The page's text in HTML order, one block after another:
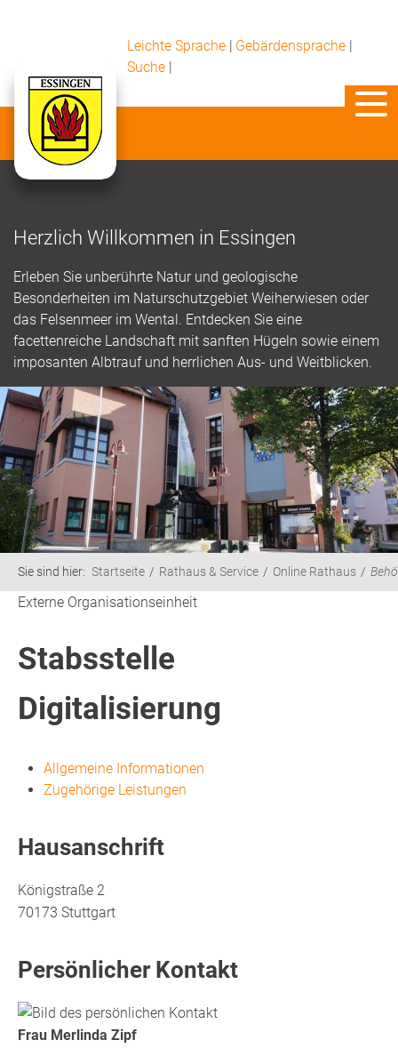
Leichte Sprache | Gebärdensprache |
Suche |
Herzlich Willkommen in Essingen
Erleben Sie unberührte Natur und geologische
Besonderheiten im Naturschutzgebiet Weiherwiesen oder
das Felsenmeer im Wental. Entdecken Sie eine
facettenreiche Landschaft mit sanften Hügeln sowie einem
imposanten Albtrauf und herrlichen Aus- und Weitblicken.
Sie sind hier: Startseite Rathaus & Service Online Rathaus
Externe Organisationseinheit
Stabsstelle
Digitalisierung
Allgemeine Informationen
Zugehörige Leistungen
Hausanschrift
Königstraße 2
70173 Stuttgart
Persönlicher Kontakt
Frau Merlinda Zipf